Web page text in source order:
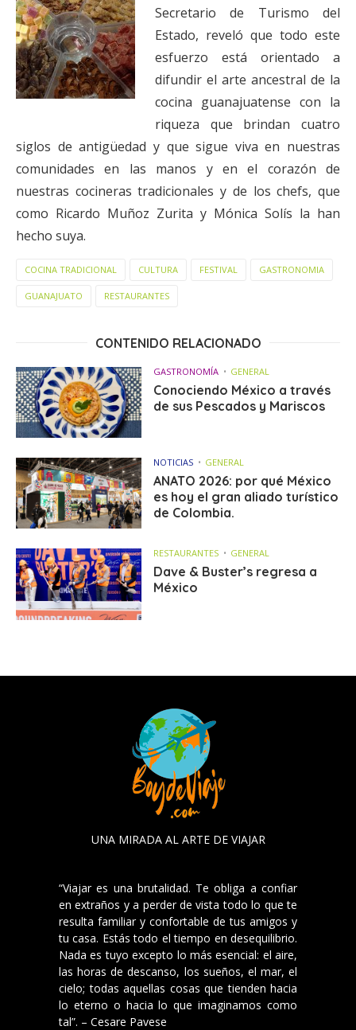
Secretario de Turismo del
Estado, reveló que todo este
esfuerzo está orientado a
difundir el arte ancestral de la
cocina guanajuatense con la
riqueza que brindan cuatro
siglos de antigüedad y que sigue viva en nuestras
comunidades en las manos y en el corazón de
nuestras cocineras tradicionales y de los chefs, que
como Ricardo Muñoz Zurita y Mónica Solís la han
hecho suya.
COCINA TRADICIONAL CULTURA FESTIVAL GASTRONOMIA
GUANAJUATO RESTAURANTES
CONTENIDO RELACIONADO
GASTRONOMÍA GENERAL
Conociendo México a través
de sus Pescados y Mariscos
NOTICIAS GENERAL
ANATO 2026: por qué México
es hoy el gran aliado turístico
de Colombia.
RESTAURANTES GENERAL
Dave & Buster’s regresa a
México
UNA MIRADA AL ARTE DE VIAJAR
“Viajar es una brutalidad. Te obliga a confiar
en extraños y a perder de vista todo lo que te
resulta familiar y confortable de tus amigos y
tu casa. Estás todo el tiempo en desequilibrio.
Nada es tuyo excepto lo más esencial: el aire,
las horas de descanso, los sueños, el mar, el
cielo; todas aquellas cosas que tienden hacia
lo eterno o hacia lo que imaginamos como
tal”. – Cesare Pavese